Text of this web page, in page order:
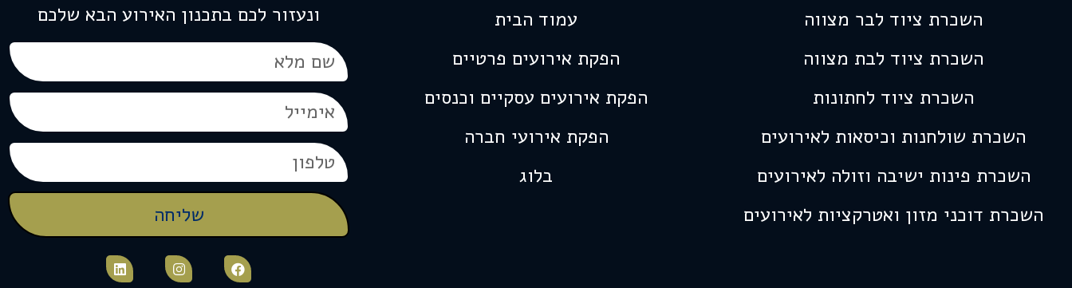
השכרת ציוד לבר מצווה
השכרת ציוד לבת מצווה
השכרת ציוד לחתונות
השכרת שולחנות וכיסאות לאירועים
השכרת פינות ישיבה וזולה לאירועים
השכרת דוכני מזון ואטרקציות לאירועים
עמוד הבית
הפקת אירועים פרטיים
הפקת אירועים עסקיים וכנסים
הפקת אירועי חברה
בלוג
ונעזור לכם בתכנון האירוע הבא שלכם
שליחה